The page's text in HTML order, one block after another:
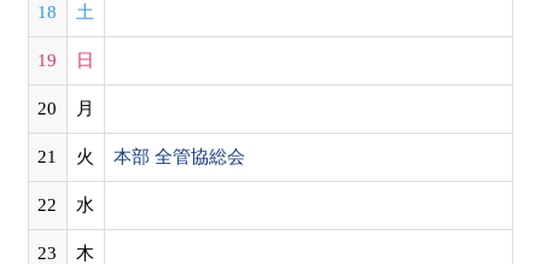
18 土
19 日
20 月
21 火 本部 全管協総会
22 水
23 木